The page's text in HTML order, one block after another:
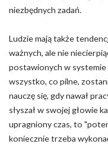
niezbędnych zadań.
Ludzie mają także
ważnych, ale nie
postawionych w systemie
wszystko, co pilne,
nauczę się, gdy nawał
słyszał w swojej głowie
upragniony czas, to
koniecznie trzeba